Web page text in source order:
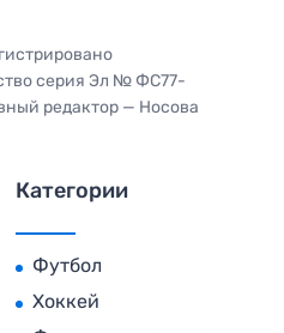
серия Эл № ФС77-
редактор — Носова
Категории
Футбол
Хоккей